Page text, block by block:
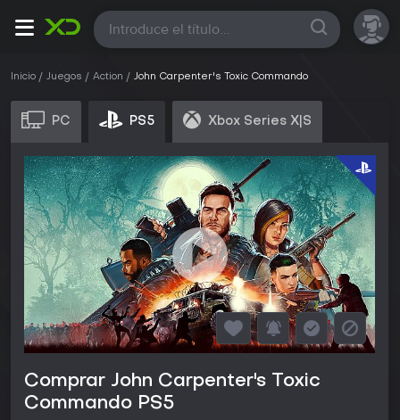
Todas
Inicio Juegos Action John Carpenter's Toxic Commando
PC PS5 Xbox Series X|S
Comprar John Carpenter's Toxic
Commando PS5